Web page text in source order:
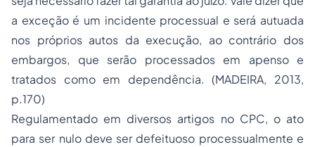
a exceção é um incidente processual e será autuada
nos próprios autos da execução, ao contrário dos
embargos, que serão processados em apenso e
tratados como em dependência. (MADEIRA, 2013,
p.170)
Regulamentado em diversos artigos no CPC, o ato
para ser nulo deve ser defeituoso processualmente e